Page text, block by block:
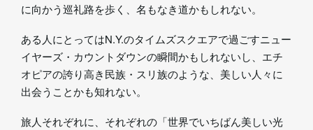
に向かう巡礼路を歩く、名もなき道かもしれない。
ある人にとってはN.Y.のタイムズスクエアで過ごすニュー
イヤーズ・カウントダウンの瞬間かもしれないし、エチ
オピアの誇り高き民族・スリ族のような、美しい人々に
出会うことかも知れない。
旅人それぞれに、それぞれの「世界でいちばん美しい光